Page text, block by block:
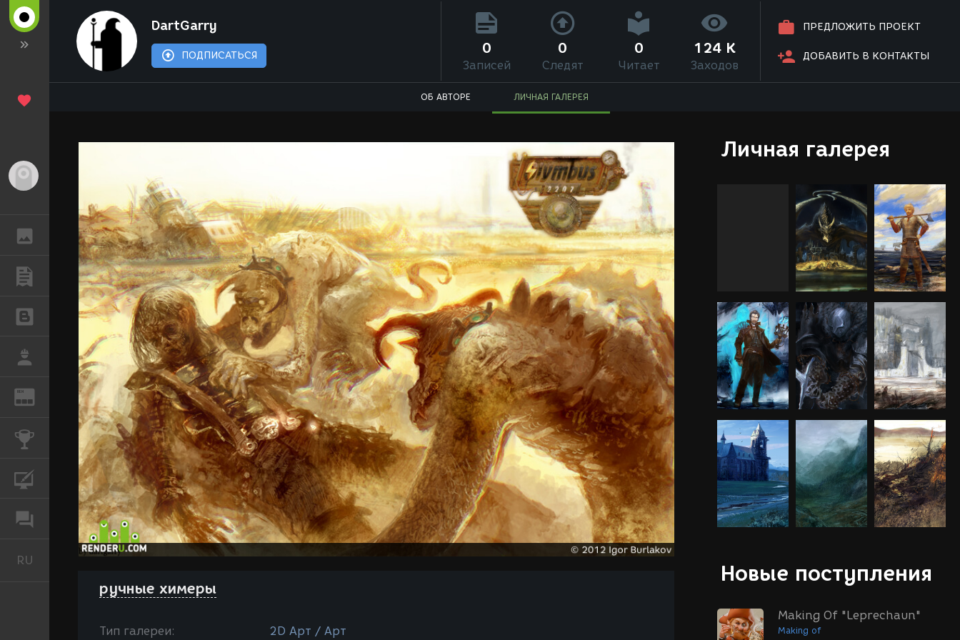
ГАЛЕРЕЯ
ПУБЛИКАЦИИ
БЛОГИ
РАБОТА
REN ЖУРНАЛ
КОНКУРСЫ
КУРСЫ
ФОРУМ
RU Русский
DartGarry
ПОДПИСАТЬСЯ
ПРЕДЛОЖИТЬ ПРОЕКТ
ДОБАВИТЬ В КОНТАКТЫ
0
Записей
0
Следят
0
Читает
124 K
Заходов
ОБ АВТОРЕ ЛИЧНАЯ ГАЛЕРЕЯ
Личная галерея
Новые поступления
Making Of "Leprechaun"
Making of
ручные химеры
Тип галереи: 2D Арт / Арт